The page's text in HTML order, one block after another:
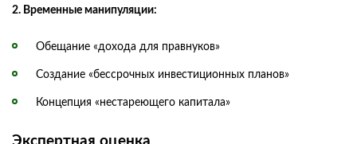
2. Временные манипуляции:
Обещание «дохода для правнуков»
Создание «бессрочных инвестиционных планов»
Концепция «нестареющего капитала»